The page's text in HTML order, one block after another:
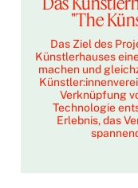
"The
Das Ziel des
Künstlerhauses
machen und
Verknüpfung
Technologie
Erlebnis, das